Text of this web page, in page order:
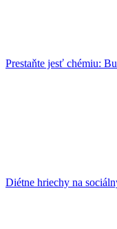
Prestaňte jesť chémiu:
Diétne hriechy na